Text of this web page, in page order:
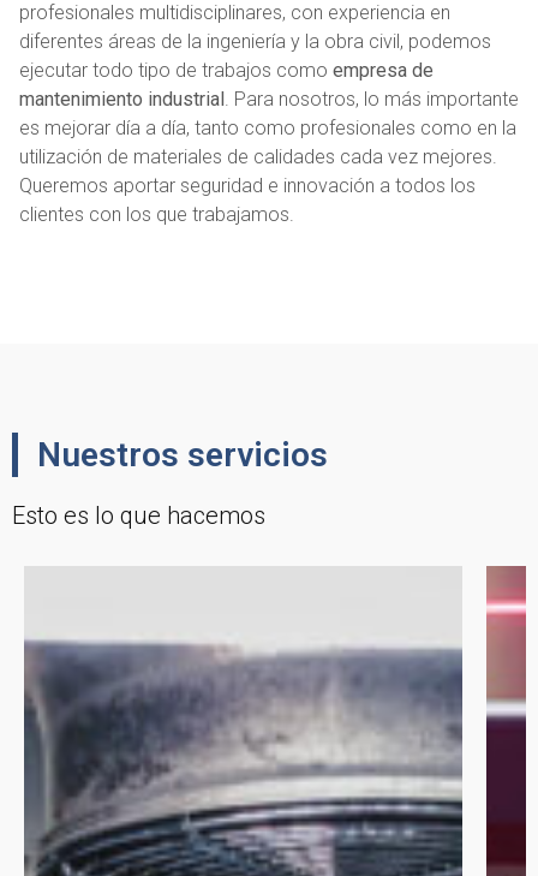
profesionales multidisciplinares, con experiencia en
diferentes áreas de la ingeniería y la obra civil, podemos
ejecutar todo tipo de trabajos como empresa de
mantenimiento industrial . Para nosotros, lo más importante
es mejorar día a día, tanto como profesionales como en la
utilización de materiales de calidades cada vez mejores.
Queremos aportar seguridad e innovación a todos los
clientes con los que trabajamos.
Nuestros servicios
Esto es lo que hacemos